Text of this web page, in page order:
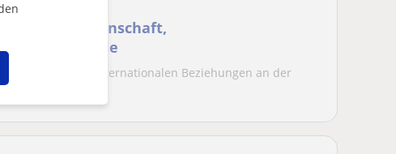
Politikwissenschaft,
Philosophie
und der Internationalen Beziehungen an der